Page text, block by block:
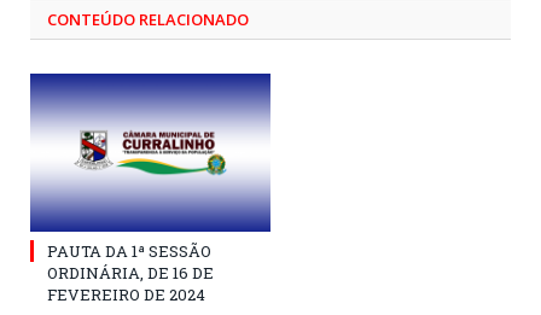
CONTEÚDO RELACIONADO
PAUTA DA 1ª SESSÃO
ORDINÁRIA, DE 16 DE
FEVEREIRO DE 2024